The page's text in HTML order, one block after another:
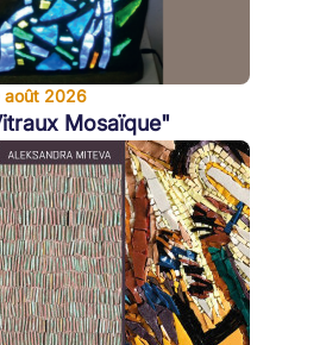
août 2026
Mosaïque"